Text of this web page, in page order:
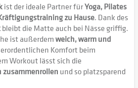
ist der ideale Partner fürYoga, Pilates
zu Hause. Dank des
bleibt die Matte auch bei Nässe griffig.
ist außerdemweich, warm und
Komfort beim
Workout lässt sich die
und so platzsparend